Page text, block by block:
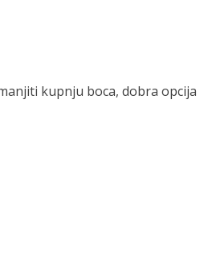
kupnju boca, dobra opcija